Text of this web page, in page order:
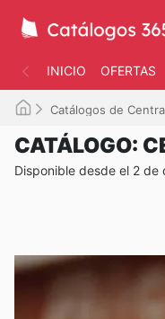
INICIO OFERTAS
Catálogos de
CATÁLOGO:
Disponible desde el 2